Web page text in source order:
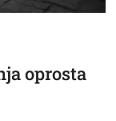
oprosta